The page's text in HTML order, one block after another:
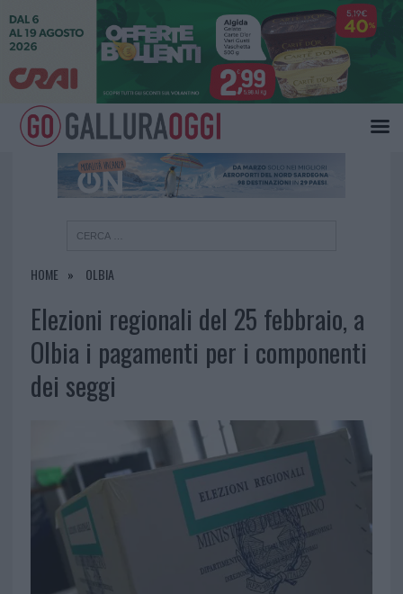
HOME OLBIA
Elezioni regionali del 25 febbraio, a
Olbia i pagamenti per i componenti
dei seggi
×